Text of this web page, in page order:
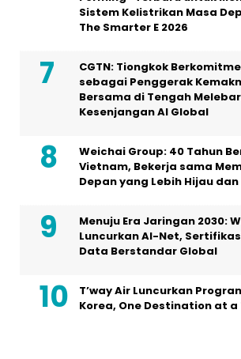
Sistem Kelistrikan Masa
The Smarter E 2026
CGTN: Tiongkok
sebagai Penggerak
Bersama di Tengah
Kesenjangan AI Global
Weichai Group: 40 Tahun
Vietnam, Bekerja sama
Depan yang Lebih Hijau
Menuju Era Jaringan 2030:
Luncurkan AI-Net,
Data Berstandar Global
T’way Air Luncurkan
Korea, One Destination at a